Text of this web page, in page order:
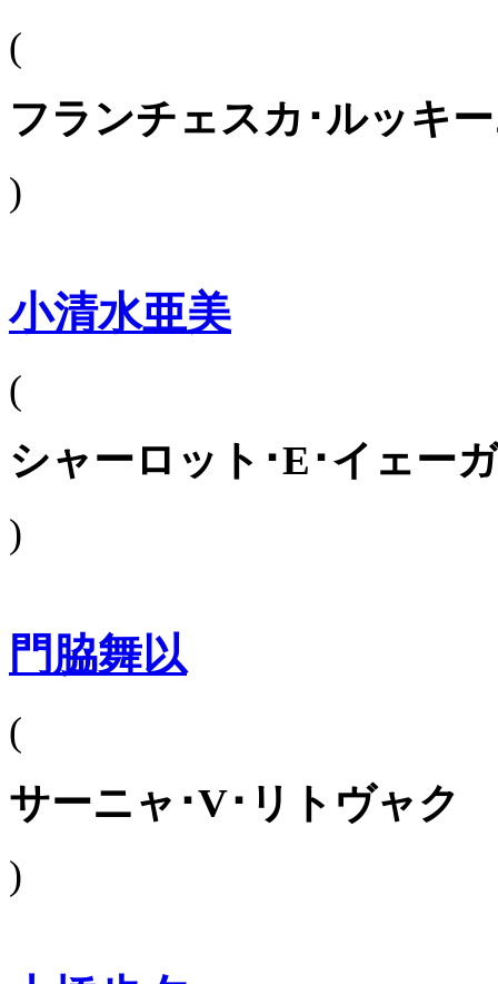
(
フランチェスカ･ルッキ
)
小清水亜美
(
シャーロット･E･イェー
)
門脇舞以
(
サーニャ･V･リトヴャク
)